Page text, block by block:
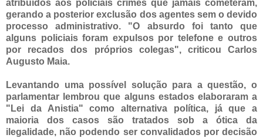
atribuídos aos policiais crimes que jamais cometeram,
gerando a posterior exclusão dos agentes sem o devido
processo administrativo. "O absurdo foi tanto que
alguns policiais foram expulsos por telefone e outros
por recados dos próprios colegas", criticou Carlos
Augusto Maia.
Levantando uma possível solução para a questão, o
parlamentar lembrou que alguns estados elaboraram a
"Lei da Anistia" como alternativa política, já que a
maioria dos casos são tratados sob a ótica da
ilegalidade, não podendo ser convalidados por decisão